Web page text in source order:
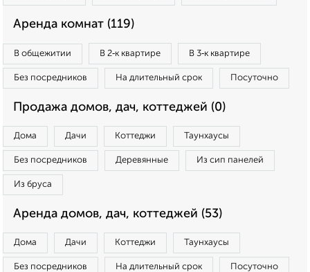
Аренда комнат (119)
В общежитии В 2‑к квартире В 3‑к квартире
Без посредников На длительный срок Посуточно
Продажа домов, дач, коттеджей (0)
Дома Дачи Коттеджи Таунхаусы
Без посредников Деревянные Из сип панелей
Из бруса
Аренда домов, дач, коттеджей (53)
Дома Дачи Коттеджи Таунхаусы
Без посредников На длительный срок Посуточно